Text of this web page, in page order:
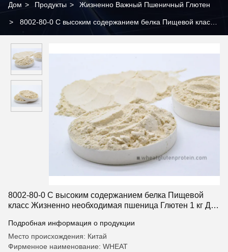
Дом > Продукты > Жизненно Важный Пшеничный Глютен
> 8002-80-0 С высоким содержанием белка Пищевой класс
пекарни
8002-80-0 С высоким содержанием белка Пищевой
класс Жизненно необходимая пшеница Глютен 1 кг Для
Подробная информация о продукции
Место происхождения: Китай
Фирменное наименование: WHEAT